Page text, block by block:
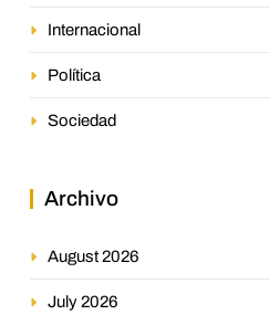
Internacional
Política
Sociedad
Archivo
August 2026
July 2026